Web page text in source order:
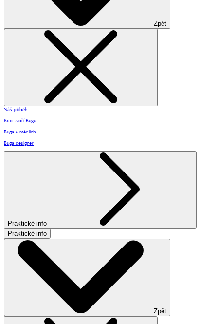
Zpět
Náš příběh
Kdo tvoří Bugu
Buga v médiích
Buga designer
Praktické info
Praktické info
Zpět